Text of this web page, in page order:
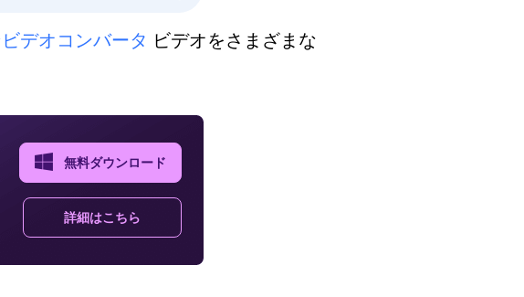
デオコンバータ ビデオをさまざまな
無料ダウンロード
詳細はこちら